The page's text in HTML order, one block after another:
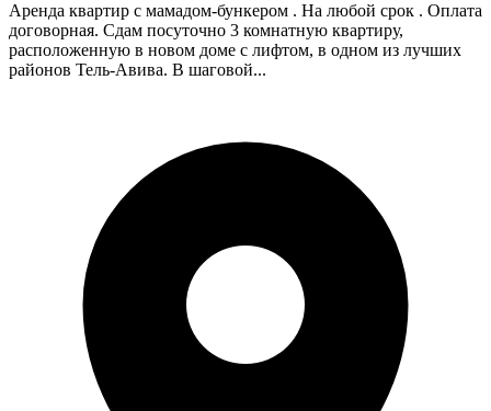
Аренда квартир с мамадом-бункером . На любой срок . Оплата
договорная. Сдам посуточно 3 комнатную квартиру,
расположенную в новом доме с лифтом, в одном из лучших
районов Тель-Авива. В шаговой...